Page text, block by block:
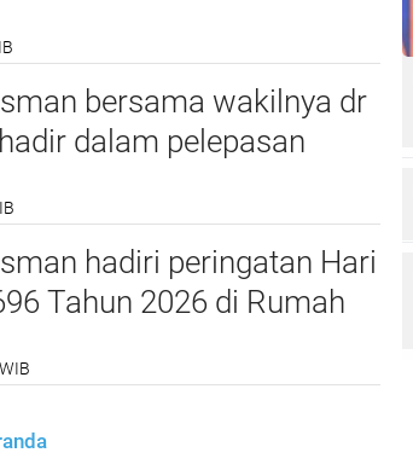
bersama wakilnya dr
dalam pelepasan
Kabupaten Wajo di
Quraa Sengkang
hadiri peringatan Hari
Tahun 2026 di Rumah